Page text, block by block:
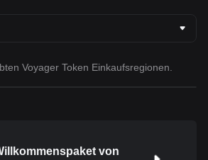
Voyager Token Einkaufsregionen.
von